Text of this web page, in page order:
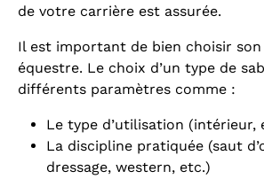
de votre carrière est assurée.
Il est important de bien choisir son
équestre. Le choix d’un type de
différents paramètres comme :
Le type d’utilisation (intérieur,
La discipline pratiquée (saut
dressage, western, etc.)